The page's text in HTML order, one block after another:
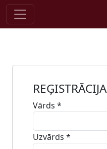
Pāriet uz saturu
REĢISTRĀCIJA
Vārds *
Uzvārds *